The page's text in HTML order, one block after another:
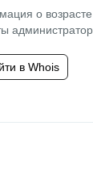
о возрасте
в Whois